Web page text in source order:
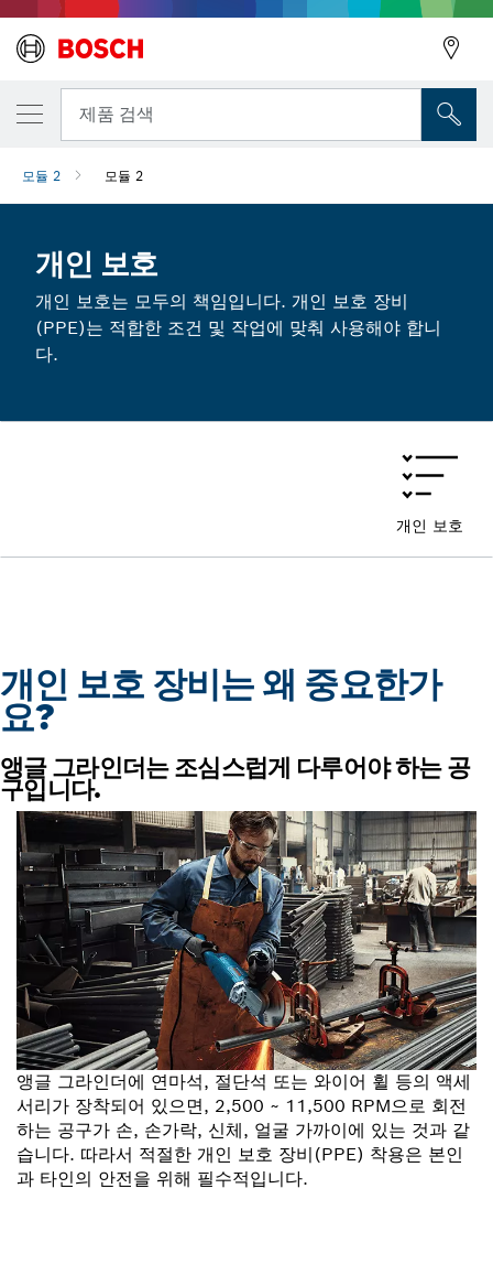
제품 검색
모듈 2 모듈 2
개인 보호
개인 보호는 모두의 책임입니다. 개인 보호 장비
(PPE)는 적합한 조건 및 작업에 맞춰 사용해야 합니
다.
개인 보호
개인 보호 장비는 왜 중요한가
요?
앵글 그라인더는 조심스럽게 다루어야 하는 공
구입니다.
앵글 그라인더에 연마석, 절단석 또는 와이어 휠 등의 액세
서리가 장착되어 있으면, 2,500 ~ 11,500 RPM으로 회전
하는 공구가 손, 손가락, 신체, 얼굴 가까이에 있는 것과 같
습니다. 따라서 적절한 개인 보호 장비(PPE) 착용은 본인
과 타인의 안전을 위해 필수적입니다.